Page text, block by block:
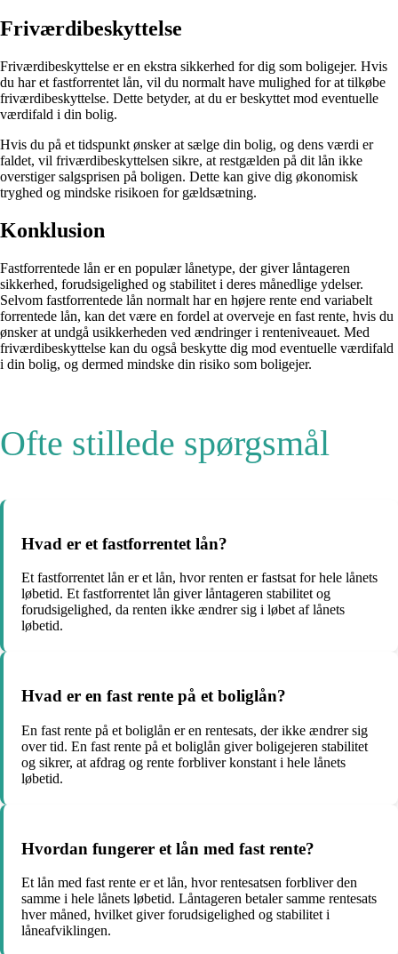
Friværdibeskyttelse
Friværdibeskyttelse er en ekstra sikkerhed for dig som boligejer. Hvis
du har et fastforrentet lån, vil du normalt have mulighed for at tilkøbe
friværdibeskyttelse. Dette betyder, at du er beskyttet mod eventuelle
værdifald i din bolig.
Hvis du på et tidspunkt ønsker at sælge din bolig, og dens værdi er
faldet, vil friværdibeskyttelsen sikre, at restgælden på dit lån ikke
overstiger salgsprisen på boligen. Dette kan give dig økonomisk
tryghed og mindske risikoen for gældsætning.
Konklusion
Fastforrentede lån er en populær lånetype, der giver låntageren
sikkerhed, forudsigelighed og stabilitet i deres månedlige ydelser.
Selvom fastforrentede lån normalt har en højere rente end variabelt
forrentede lån, kan det være en fordel at overveje en fast rente, hvis du
ønsker at undgå usikkerheden ved ændringer i renteniveauet. Med
friværdibeskyttelse kan du også beskytte dig mod eventuelle værdifald
i din bolig, og dermed mindske din risiko som boligejer.
Ofte stillede spørgsmål
Hvad er et fastforrentet lån?
Et fastforrentet lån er et lån, hvor renten er fastsat for hele lånets
løbetid. Et fastforrentet lån giver låntageren stabilitet og
forudsigelighed, da renten ikke ændrer sig i løbet af lånets
løbetid.
Hvad er en fast rente på et boliglån?
En fast rente på et boliglån er en rentesats, der ikke ændrer sig
over tid. En fast rente på et boliglån giver boligejeren stabilitet
og sikrer, at afdrag og rente forbliver konstant i hele lånets
løbetid.
Hvordan fungerer et lån med fast rente?
Et lån med fast rente er et lån, hvor rentesatsen forbliver den
samme i hele lånets løbetid. Låntageren betaler samme rentesats
hver måned, hvilket giver forudsigelighed og stabilitet i
låneafviklingen.